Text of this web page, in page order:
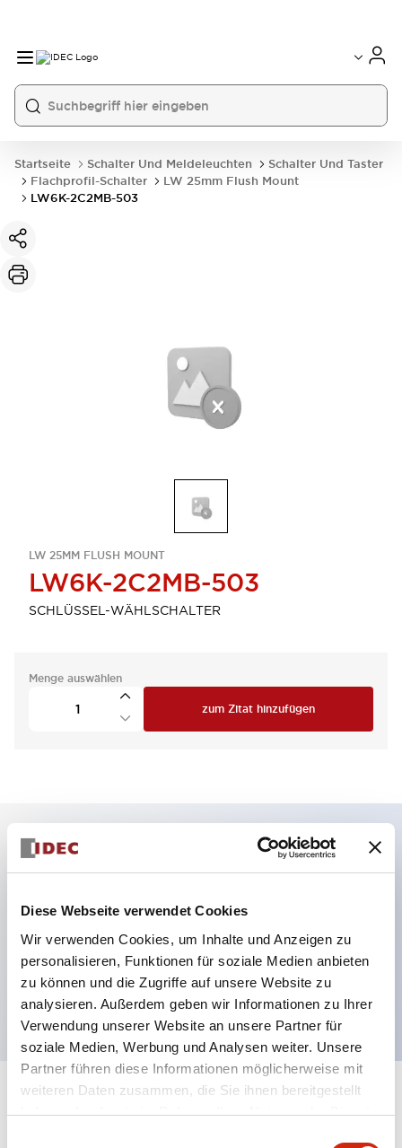
Diese Webseite verwendet Cookies
Wir verwenden Cookies, um Inhalte und Anzeigen zu
personalisieren, Funktionen für soziale Medien anbieten
zu können und die Zugriffe auf unsere Website zu
analysieren. Außerdem geben wir Informationen zu Ihrer
Verwendung unserer Website an unsere Partner für
soziale Medien, Werbung und Analysen weiter. Unsere
Partner führen diese Informationen möglicherweise mit
weiteren Daten zusammen, die Sie ihnen bereitgestellt
haben oder die sie im Rahmen Ihrer Nutzung der Dienste
Startseite Schalter Und Meldeleuchten
Schalter Und Taster
Flachprofil-Schalter
LW 25mm Flush Mount
LW6K-2C2MB-503
LW 25MM FLUSH MOUNT
LW6K-2C2MB-503
SCHLÜSSEL-WÄHLSCHALTER
Menge auswählen
zum Zitat hinzufügen
Hauptmerkmale
Mehrfachbefestigung möglich
Der schlüsselsichere Selektorschalter verwendet
eine hochsichere Stiftzuhaltungsstruktur
Schutzart IP65 (IEC60529)